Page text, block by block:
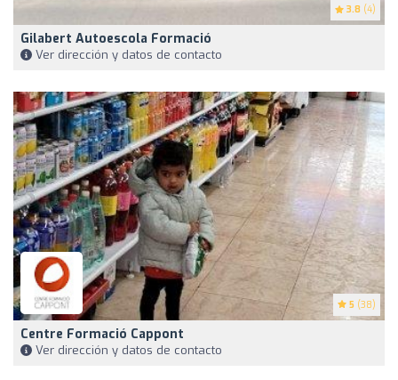
3.8 (4)
Gilabert Autoescola Formació
Ver dirección y datos de contacto
5 (38)
Centre Formació Cappont
Ver dirección y datos de contacto